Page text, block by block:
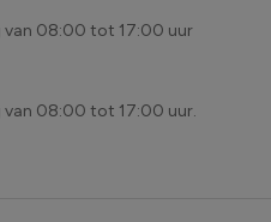
van 08:00 tot 17:00 uur
van 08:00 tot 17:00 uur.